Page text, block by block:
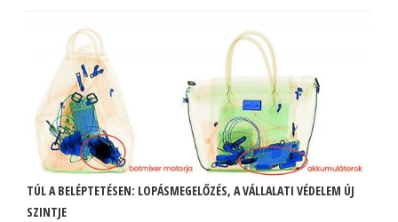
TÚL A BELÉPTETÉSEN: LOPÁSMEGELŐZÉS, A VÁLLALATI VÉDELEM ÚJ
SZINTJE